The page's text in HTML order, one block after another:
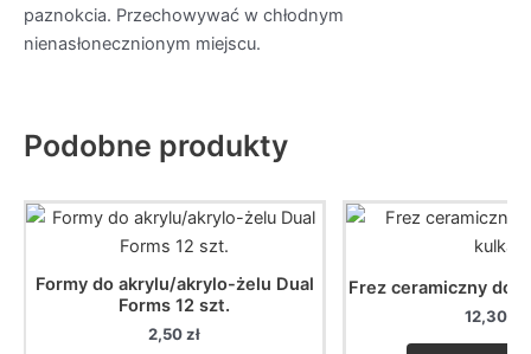
paznokcia. Przechowywać w chłodnym
nienasłonecznionym miejscu.
Podobne produkty
Formy do akrylu/akrylo-żelu Dual
Forms 12 szt.
2,50zł
Frez ceramiczny do
12,30